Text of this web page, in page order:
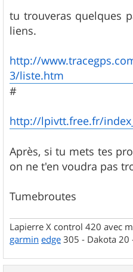
g
e
tu trouveras quelques
liens.
http://
3/liste.htm
#
http://lpivtt.free.fr/
Après, si tu mets tes
on ne t'en voudra pas
Tumebroutes
Lapierre X control 420 avec
garmin edge 305 - Dakota